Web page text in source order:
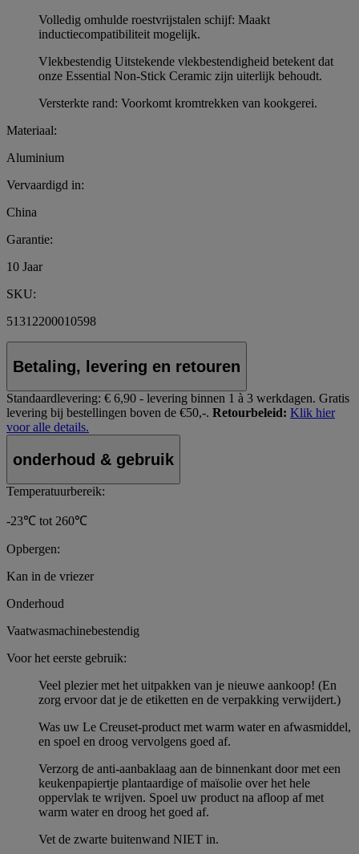
Volledig omhulde roestvrijstalen schijf: Maakt
inductiecompatibiliteit mogelijk.
Vlekbestendig Uitstekende vlekbestendigheid betekent dat
onze Essential Non-Stick Ceramic zijn uiterlijk behoudt.
Versterkte rand: Voorkomt kromtrekken van kookgerei.
Materiaal:
Aluminium
Vervaardigd in:
China
Garantie:
10 Jaar
SKU:
51312200010598
Betaling, levering en retouren
Standaardlevering: € 6,90 - levering binnen 1 à 3 werkdagen. Gratis
levering bij bestellingen boven de €50,-. Retourbeleid: Klik hier
voor alle details.
onderhoud & gebruik
Temperatuurbereik:
-23℃ tot 260℃
Opbergen:
Kan in de vriezer
Onderhoud
Vaatwasmachinebestendig
Voor het eerste gebruik:
Veel plezier met het uitpakken van je nieuwe aankoop! (En
zorg ervoor dat je de etiketten en de verpakking verwijdert.)
Was uw Le Creuset-product met warm water en afwasmiddel,
en spoel en droog vervolgens goed af.
Verzorg de anti-aanbaklaag aan de binnenkant door met een
keukenpapiertje plantaardige of maïsolie over het hele
oppervlak te wrijven. Spoel uw product na afloop af met
warm water en droog het goed af.
Vet de zwarte buitenwand NIET in.